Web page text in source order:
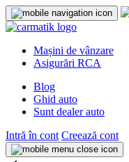
Mașini de vânzare
Asigurări RCA
Blog
Ghid auto
Sunt dealer auto
Intră în cont Creează cont